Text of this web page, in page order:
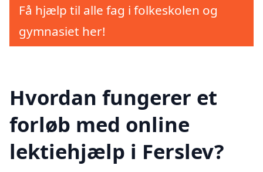
Få hjælp til alle fag i folkeskolen og
gymnasiet her!
Hvordan fungerer et
forløb med online
lektiehjælp i Ferslev?